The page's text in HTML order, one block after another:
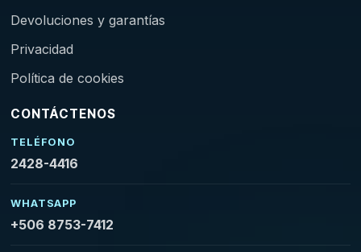
Devoluciones y garantías
Privacidad
Política de cookies
CONTÁCTENOS
TELÉFONO
2428-4416
WHATSAPP
+506 8753-7412